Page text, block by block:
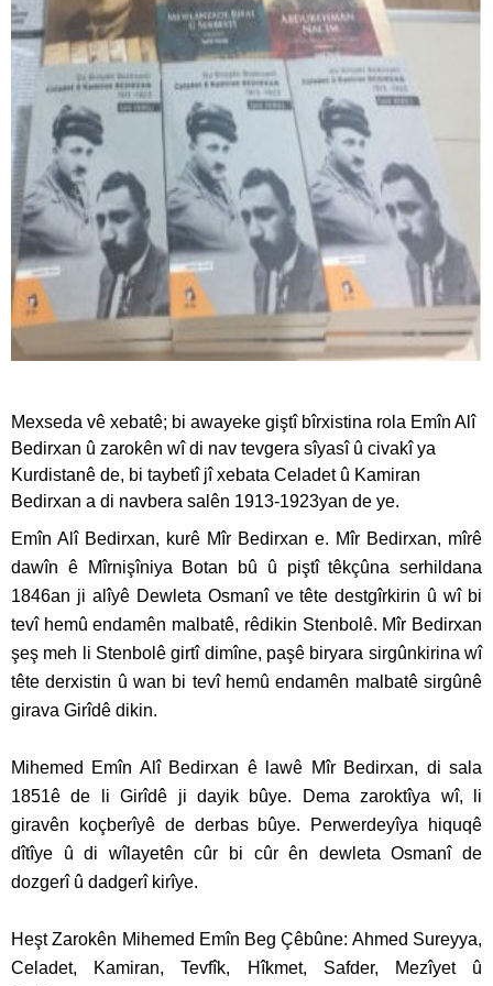
Mexseda vê xebatê; bi awayeke giştî bîrxistina rola Emîn Alî
Bedirxan û zarokên wî di nav tevgera sîyasî û civakî ya
Kurdistanê de, bi taybetî jî xebata Celadet û Kamiran
Bedirxan a di navbera salên 1913-1923yan de ye.
Emîn Alî Bedirxan, kurê Mîr Bedirxan e. Mîr Bedirxan, mîrê
dawîn ê Mîrnişîniya Botan bû û piştî têkçûna serhildana
1846an ji alîyê Dewleta Osmanî ve tête destgîrkirin û wî bi
tevî hemû endamên malbatê, rêdikin Stenbolê. Mîr Bedirxan
şeş meh li Stenbolê girtî dimîne, paşê biryara sirgûnkirina wî
tête derxistin û wan bi tevî hemû endamên malbatê sirgûnê
girava Girîdê dikin.
Mihemed Emîn Alî Bedirxan ê lawê Mîr Bedirxan, di sala
1851ê de li Girîdê ji dayik bûye. Dema zaroktîya wî, li
giravên koçberîyê de derbas bûye. Perwerdeyîya hiquqê
dîtîye û di wîlayetên cûr bi cûr ên dewleta Osmanî de
dozgerî û dadgerî kirîye.
Heşt Zarokên Mihemed Emîn Beg Çêbûne: Ahmed Sureyya,
Celadet, Kamiran, Tevfîk, Hîkmet, Safder, Mezîyet û